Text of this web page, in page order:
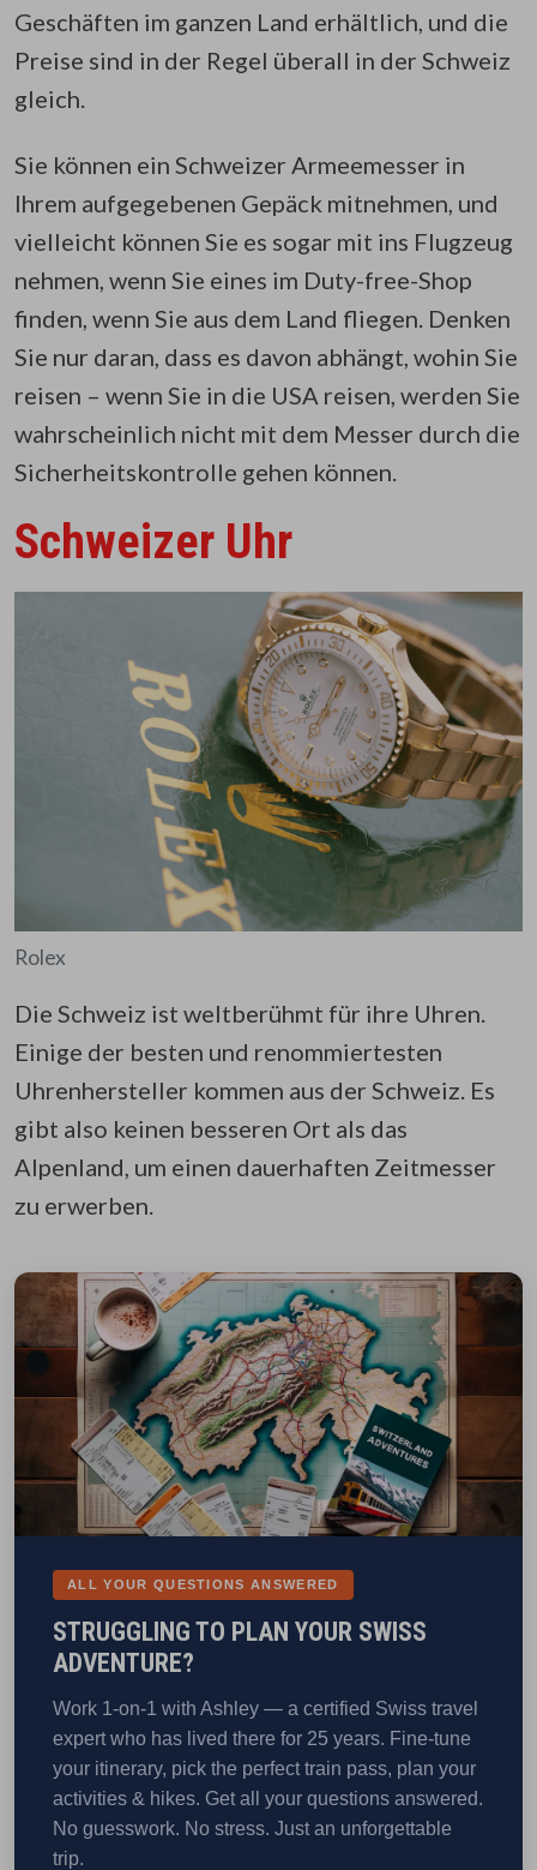
Geschäften im ganzen Land erhältlich, und die
Preise sind in der Regel überall in der Schweiz
gleich.
Sie können ein Schweizer Armeemesser in
Ihrem aufgegebenen Gepäck mitnehmen, und
vielleicht können Sie es sogar mit ins Flugzeug
nehmen, wenn Sie eines im Duty-free-Shop
finden, wenn Sie aus dem Land fliegen. Denken
Sie nur daran, dass es davon abhängt, wohin Sie
reisen – wenn Sie in die USA reisen, werden Sie
wahrscheinlich nicht mit dem Messer durch die
Sicherheitskontrolle gehen können.
Schweizer Uhr
Rolex
Die Schweiz ist weltberühmt für ihre Uhren.
Einige der besten und renommiertesten
Uhrenhersteller kommen aus der Schweiz. Es
gibt also keinen besseren Ort als das
Alpenland, um einen dauerhaften Zeitmesser
zu erwerben.
ALL YOUR QUESTIONS ANSWERED
STRUGGLING TO PLAN YOUR SWISS
ADVENTURE?
Work 1-on-1 with Ashley — a certified Swiss travel
expert who has lived there for 25 years. Fine-tune
your itinerary, pick the perfect train pass, plan your
activities & hikes. Get all your questions answered.
No guesswork. No stress. Just an unforgettable
trip.